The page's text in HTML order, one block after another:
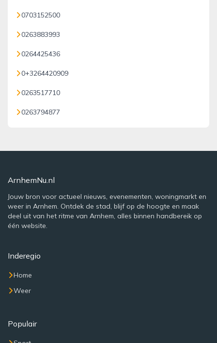
0703152500
0263883993
0264425436
0+3264420909
0263517710
0263794877
ArnhemNu.nl
Jouw bron voor actueel nieuws, evenementen, woningmarkt en
weer in Arnhem. Ontdek de stad, blijf op de hoogte en maak
deel uit van het ritme van Arnhem, alles binnen handbereik op
één website.
Inderegio
Home
Weer
Populair